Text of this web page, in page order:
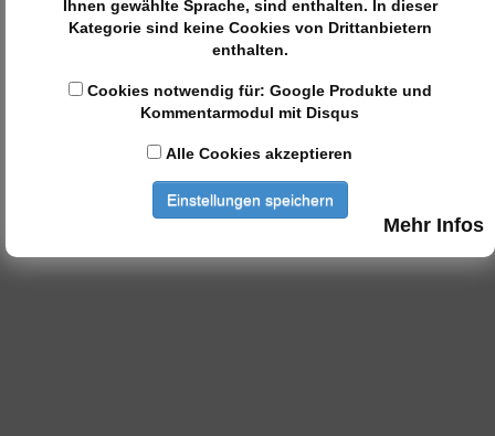
Ihnen gewählte Sprache, sind enthalten. In dieser
Kategorie sind keine Cookies von Drittanbietern
enthalten.
Cookies notwendig für: Google Produkte und
Kommentarmodul mit Disqus
Alle Cookies akzeptieren
Einstellungen speichern
Mehr Infos